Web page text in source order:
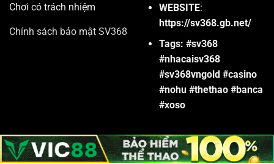
Chơi có trách nhiệm
Chính sách bảo mật SV368
WEBSITE:
https://sv368.gb.net/
Tags: #sv368
#nhacaisv368
#sv368vngold #casino
#nohu #thethao #banca
#xoso